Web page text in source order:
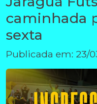
caminhada
sexta
Publicada em: 23/